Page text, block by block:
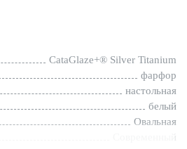
CataGlaze+® Silver Titanium
фарфор
настольная
белый
Овальная
Современный